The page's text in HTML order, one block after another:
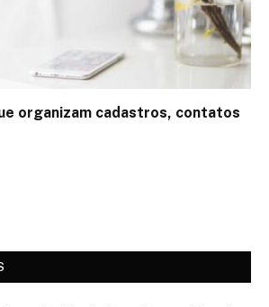
organizam cadastros, contatos